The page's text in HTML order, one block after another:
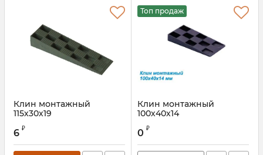
Клин монтажный
115х30х19
6 ₽
Топ продаж
Клин монтажный
100х40х14
Артикул:
0 ₽